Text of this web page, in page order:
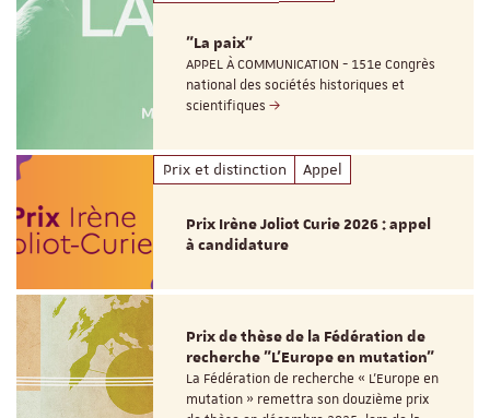
"La paix"
APPEL À COMMUNICATION - 151e Congrès
national des sociétés historiques et
scientifiques
Prix et distinction Appel
Prix Irène Joliot Curie 2026 : appel
à candidature
Prix de thèse de la Fédération de
recherche "L’Europe en mutation"
La Fédération de recherche « L’Europe en
mutation » remettra son douzième prix